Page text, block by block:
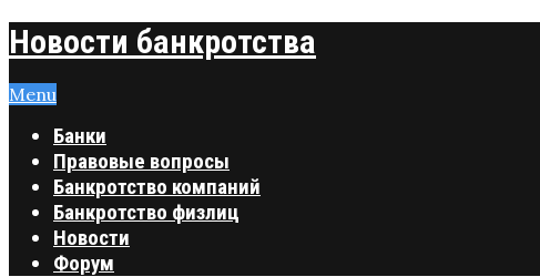
Новости банкротства
Menu
Банки
Правовые вопросы
Банкротство компаний
Банкротство физлиц
Новости
Форум